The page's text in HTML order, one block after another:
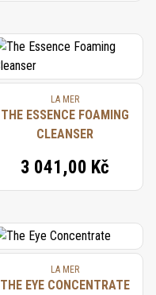
LA MER
THE ESSENCE FOAMING
CLEANSER
3 041,00 Kč
LA MER
THE EYE CONCENTRATE